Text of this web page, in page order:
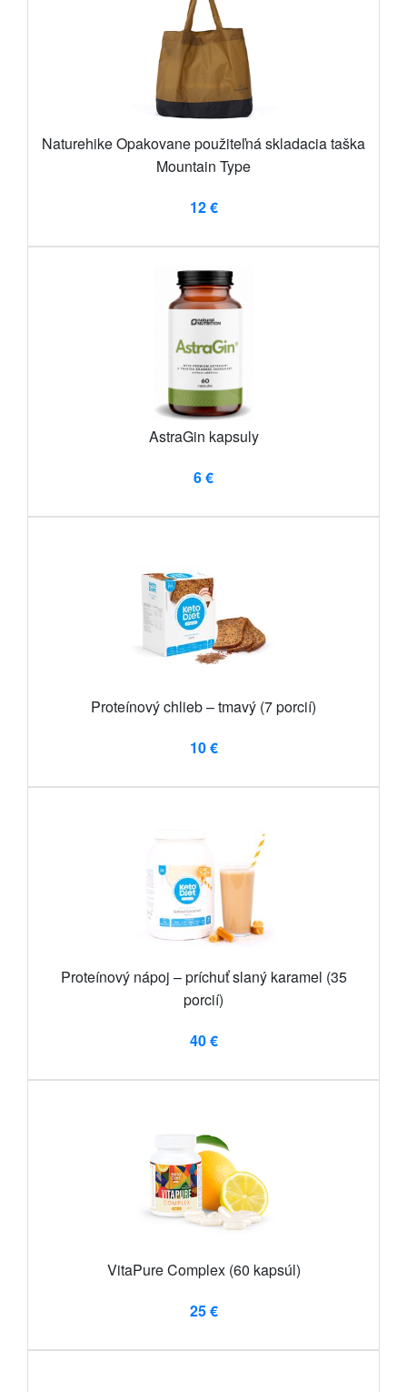
Naturehike Opakovane použiteľná skladacia taška
Mountain Type
12 €
AstraGin kapsuly
6 €
Proteínový chlieb – tmavý (7 porcií)
10 €
Proteínový nápoj – príchuť slaný karamel (35
porcií)
40 €
VitaPure Complex (60 kapsúl)
25 €